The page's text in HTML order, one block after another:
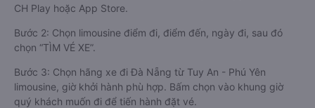
CH Play hoặc App Store.
Bước 2: Chọn limousine điểm đi, điểm đến, ngày đi, sau đó
chọn “TÌM VÉ XE”.
Bước 3: Chọn hãng xe đi Đà Nẵng từ Tuy An - Phú Yên
limousine, giờ khởi hành phù hợp. Bấm chọn vào khung giờ
quý khách muốn đi để tiến hành đặt vé.